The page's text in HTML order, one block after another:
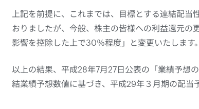
上記を前提に、これまでは、目標とする連結配
おりましたが、今般、株主の皆様への利益還元の
影響を控除した上で30％程度」と変更いたします。
以上の結果、平成28年7月27日公表の「業績予
結業績予想数値に基づき、平成29年３月期の配当